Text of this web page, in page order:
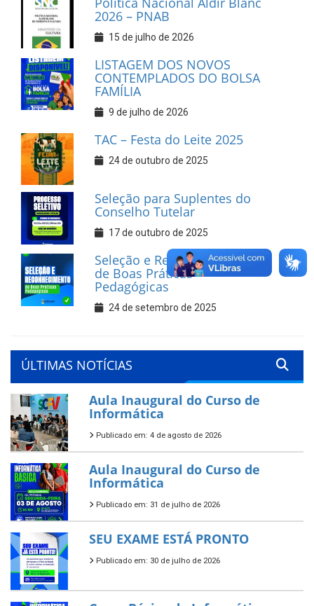
2026 – PNAB
15 de julho de 2026
LISTAGEM DOS NOVOS
CONTEMPLADOS DO BOLSA
FAMÍLIA
9 de julho de 2026
TAC – Festa do Leite 2025
24 de outubro de 2025
Seleção para Suplentes do
Conselho Tutelar
17 de outubro de 2025
Seleção e Reconhecimento
de Boas Práticas
Pedagógicas
24 de setembro de 2025
ÚLTIMAS NOTÍCIAS
Aula Inaugural do Curso de
Informática
Publicado em: 4 de agosto de 2026
Aula Inaugural do Curso de
Informática
Publicado em: 31 de julho de 2026
SEU EXAME ESTÁ PRONTO
Publicado em: 30 de julho de 2026